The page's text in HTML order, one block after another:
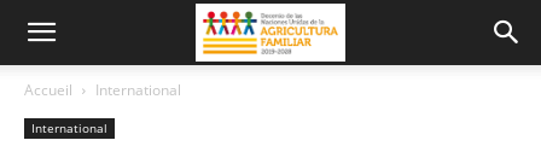
Accueil International
International